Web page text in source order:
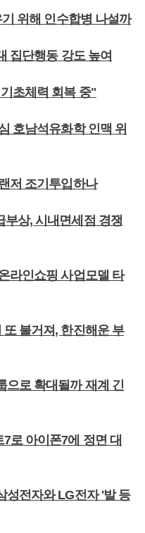
위해 인수합병 나설까
집단행동 강도 높여
초체력 회복 중"
호남석유화학 인맥 위
저 조기투입하나
부상, 시내면세점 경쟁
라인쇼핑 사업모델 타
불거져, 한진해운 부
으로 확대될까 재계 긴
로 아이폰7에 정면 대
성전자와 LG전자 '발 등